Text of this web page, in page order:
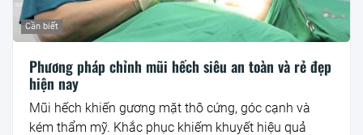
Cần biết
Phương pháp chỉnh mũi hếch siêu an toàn và rẻ đẹp
hiện nay
Mũi hếch khiến gương mặt thô cứng, góc cạnh và
kém thẩm mỹ. Khắc phục khiếm khuyết hiệu quả